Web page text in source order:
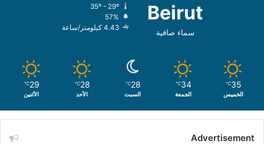
Beirut
سماء صافية
57%
4.43 كيلومتر/ساعة
35
℃
الخميس
34
℃
الجمعة
28
℃
السبت
28
℃
الأحد
29
℃
الأثنين
Advertisement